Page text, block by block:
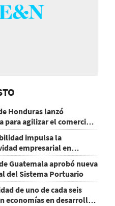
Honduras lanzó
para agilizar el comercio
impulsa la
empresarial en
Guatemala aprobó nueva
del Sistema Portuario
de uno de cada seis
economías en desarrollo